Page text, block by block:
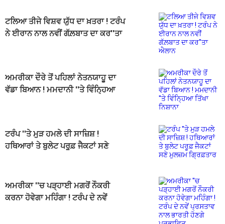
ਟਲਿਆ ਤੀਜੇ ਵਿਸ਼ਵ ਯੁੱਧ ਦਾ ਖ਼ਤਰਾ ! ਟਰੰਪ
ਨੇ ਈਰਾਨ ਨਾਲ ਨਵੀਂ ਗੱਲ਼ਬਾਤ ਦਾ ਕਰ''ਤਾ
ਅਮਰੀਕਾ ਦੌਰੇ ਤੋਂ ਪਹਿਲਾਂ ਨੇਤਨਯਾਹੂ ਦਾ
ਵੱਡਾ ਬਿਆਨ ! ਮਮਦਾਨੀ ''ਤੇ ਵਿੰਨ੍ਹਿਆ
ਟਰੰਪ ''ਤੇ ਮੁੜ ਹਮਲੇ ਦੀ ਸਾਜ਼ਿਸ਼ !
ਹਥਿਆਰਾਂ ਤੇ ਬੁਲੇਟ ਪਰੂਫ਼ ਜੈਕਟਾਂ ਸਣੇ
ਅਮਰੀਕਾ ''ਚ ਪੜ੍ਹਾਈ ਮਗਰੋਂ ਨੌਕਰੀ
ਕਰਨਾ ਹੋਵੇਗਾ ਮਹਿੰਗਾ ! ਟਰੰਪ ਦੇ ਨਵੇਂ